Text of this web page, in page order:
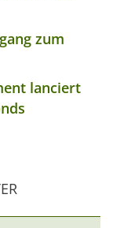
zum
lanciert